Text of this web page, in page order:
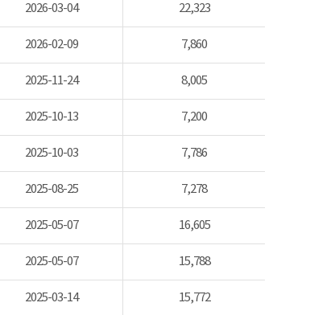
2026-03-04 22,323
2026-02-09 7,860
2025-11-24 8,005
2025-10-13 7,200
2025-10-03 7,786
2025-08-25 7,278
2025-05-07 16,605
2025-05-07 15,788
2025-03-14 15,772